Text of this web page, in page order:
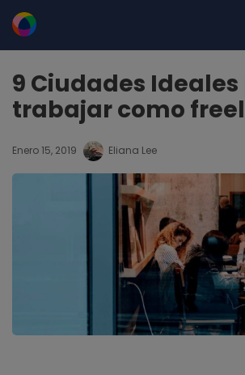
9 Ciudades
trabajar como
Enero 15, 2019 Eliana Lee